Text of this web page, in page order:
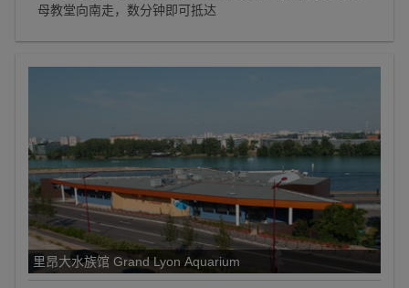
母教堂向南走，数分钟即可抵达
里昂大水族馆 Grand Lyon Aquarium